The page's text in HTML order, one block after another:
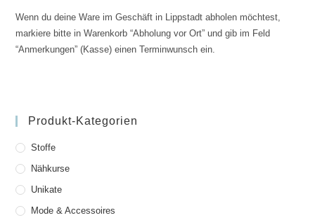
Wenn du deine Ware im Geschäft in Lippstadt abholen möchtest,
markiere bitte in Warenkorb “Abholung vor Ort” und gib im Feld
“Anmerkungen” (Kasse) einen Terminwunsch ein.
Produkt-Kategorien
Stoffe
Nähkurse
Unikate
Mode & Accessoires